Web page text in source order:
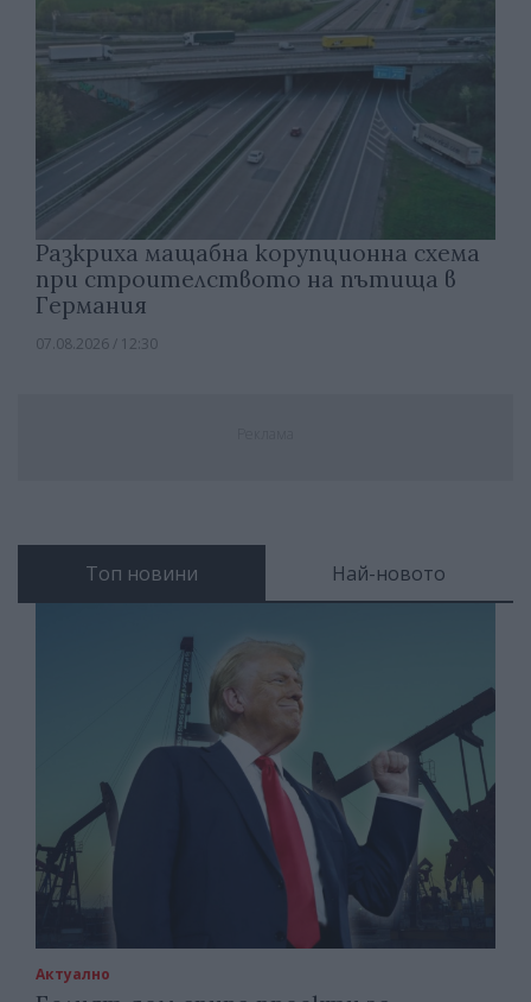
Разкриха мащабна корупционна схема
при строителството на пътища в
Германия
07.08.2026 / 12:30
Топ новини Най-новото
Актуално